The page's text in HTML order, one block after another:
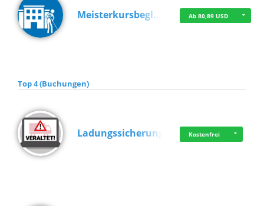
Meisterkursbegl… Ab 80,89 USD
Top 4 (Buchungen)
Ladungssicherung Kostenfrei